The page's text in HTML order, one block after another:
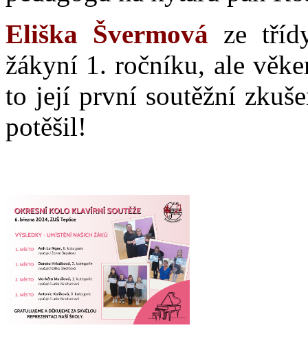
Eliška Švermová ze
žákyní 1. ročníku, ale
to její první soutěžní
potěšil!